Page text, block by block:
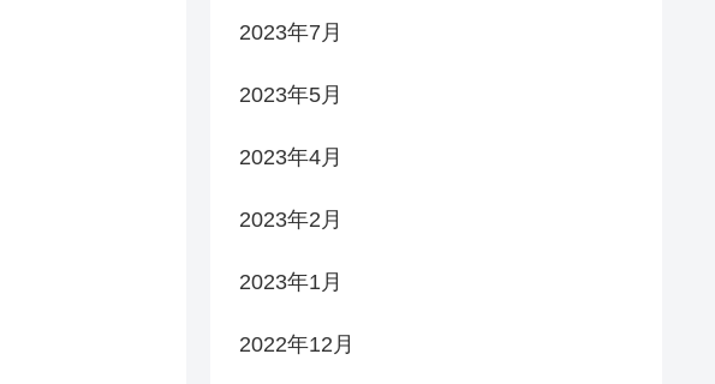
2023年7月
2023年5月
2023年4月
2023年2月
2023年1月
2022年12月